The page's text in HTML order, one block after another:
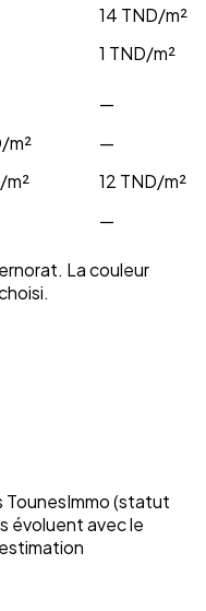
14 TND/m²
1 TND/m²
—
m²
—
m² 12 TND/m²
—
La couleur
TounesImmo (statut
évoluent avec le